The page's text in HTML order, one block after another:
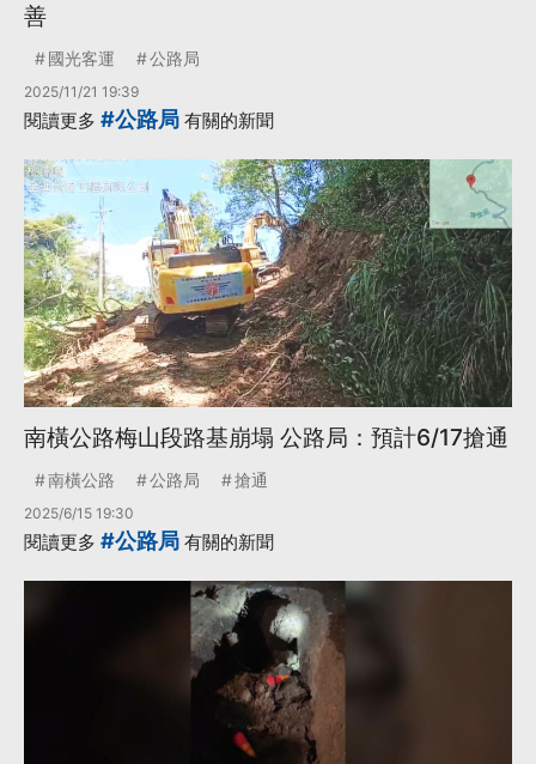
善
國光客運 公路局
2025/11/21 19:39
閱讀更多 #公路局 有關的新聞
南橫公路梅山段路基崩塌 公路局：預計6/17搶通
南橫公路 公路局 搶通
2025/6/15 19:30
閱讀更多 #公路局 有關的新聞